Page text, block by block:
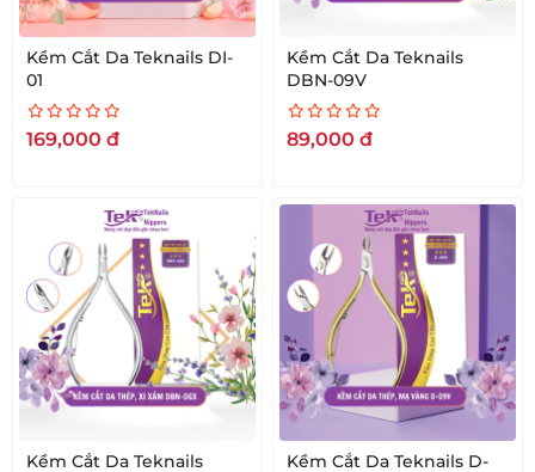
Kềm Cắt Da Teknails DI-
01
169,000 đ
Kềm Cắt Da Teknails
DBN-09V
89,000 đ
Kềm Cắt Da Teknails
Kềm Cắt Da Teknails D-